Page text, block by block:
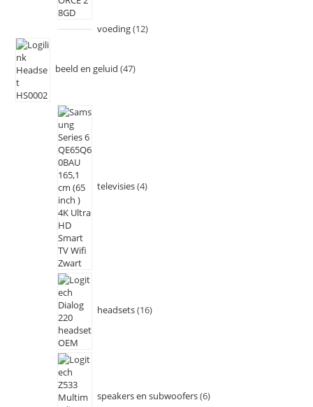
voeding 12
beeld en geluid 47
televisies 4
headsets 16
speakers en subwoofers 6